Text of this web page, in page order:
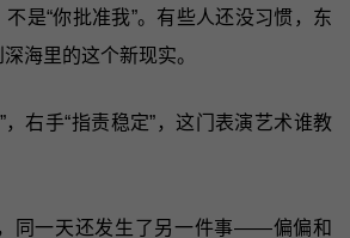
不是“你批准我”。有些人还没习惯，东
海里的这个新现实。
，右手“指责稳定”，这门表演艺术谁教
同一天还发生了另一件事——偏偏和